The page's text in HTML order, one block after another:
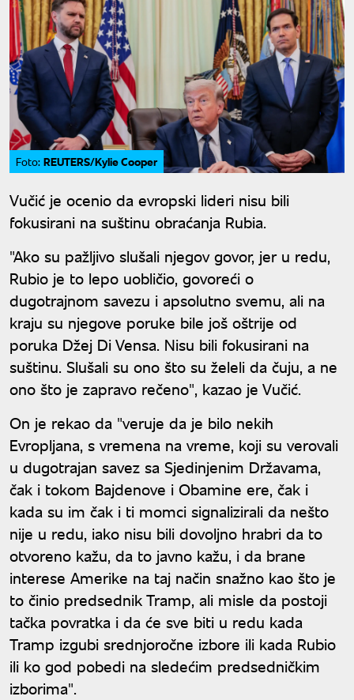
Foto: REUTERS/Kylie Cooper
Vučić je ocenio da evropski lideri nisu bili
fokusirani na suštinu obraćanja Rubia.
"Ako su pažljivo slušali njegov govor, jer u redu,
Rubio je to lepo uobličio, govoreći o
dugotrajnom savezu i apsolutno svemu, ali na
kraju su njegove poruke bile još oštrije od
poruka Džej Di Vensa. Nisu bili fokusirani na
suštinu. Slušali su ono što su želeli da čuju, a ne
ono što je zapravo rečeno", kazao je Vučić.
On je rekao da "veruje da je bilo nekih
Evropljana, s vremena na vreme, koji su verovali
u dugotrajan savez sa Sjedinjenim Državama,
čak i tokom Bajdenove i Obamine ere, čak i
kada su im čak i ti momci signalizirali da nešto
nije u redu, iako nisu bili dovoljno hrabri da to
otvoreno kažu, da to javno kažu, i da brane
interese Amerike na taj način snažno kao što je
to činio predsednik Tramp, ali misle da postoji
tačka povratka i da će sve biti u redu kada
Tramp izgubi srednjoročne izbore ili kada Rubio
ili ko god pobedi na sledećim predsedničkim
izborima".